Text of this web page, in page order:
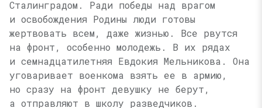
Сталинградом. Ради победы над врагом
и освобождения Родины люди готовы
жертвовать всем, даже жизнью. Все рвутся
на фронт, особенно молодежь. В их рядах
и семнадцатилетняя Евдокия Мельникова. Она
уговаривает военкома взять ее в армию,
но сразу на фронт девушку не берут,
а отправляют в школу разведчиков.